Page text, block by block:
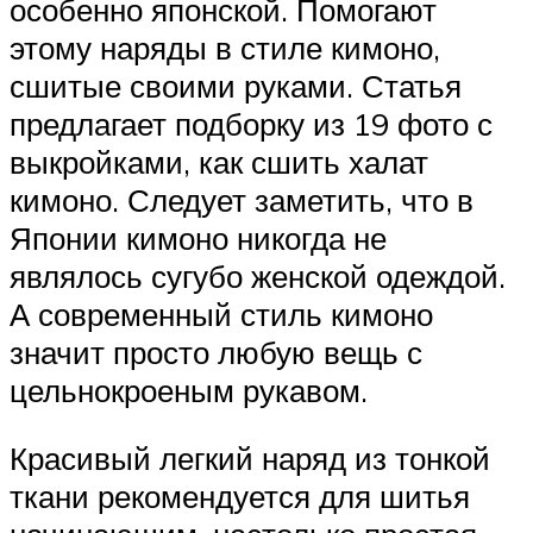
особенно японской. Помогают
этому наряды в стиле кимоно,
сшитые своими руками. Статья
предлагает подборку из 19 фото с
выкройками, как сшить халат
кимоно. Следует заметить, что в
Японии кимоно никогда не
являлось сугубо женской одеждой.
А современный стиль кимоно
значит просто любую вещь с
цельнокроеным рукавом.
Красивый легкий наряд из тонкой
ткани рекомендуется для шитья